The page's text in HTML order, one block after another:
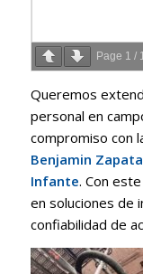
Page 1 /
Queremos
personal en
compromiso con
Benjamin
Infante. Con
en soluciones de
confiabilidad de